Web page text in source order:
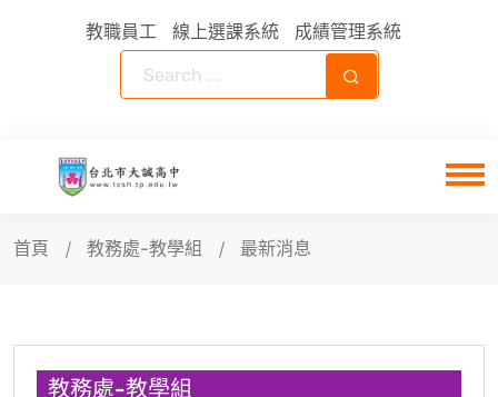
教職員工 線上選課系統 成績管理系統
首頁 教務處-教學組 最新消息
教務處-教學組